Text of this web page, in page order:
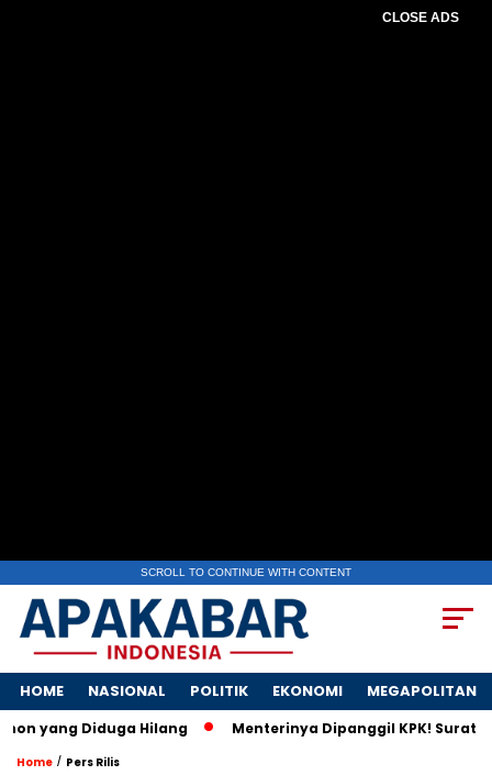
CLOSE ADS
SCROLL TO CONTINUE WITH CONTENT
HOME NASIONAL POLITIK EKONOMI MEGAPOLITAN
Diduga Hilang Menterinya Dipanggil KPK! Surat Istri
Home / Pers Rilis